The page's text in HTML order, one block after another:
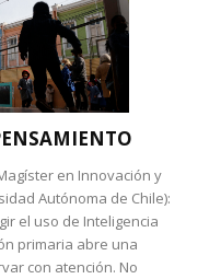
en Innovación y
Autónoma de Chile):
el uso de Inteligencia
primaria abre una
con atención. No